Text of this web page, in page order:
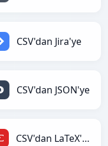
CSV'dan Jira'ye
CSV'dan JSON'ye
CSV'dan LaTeX'ye